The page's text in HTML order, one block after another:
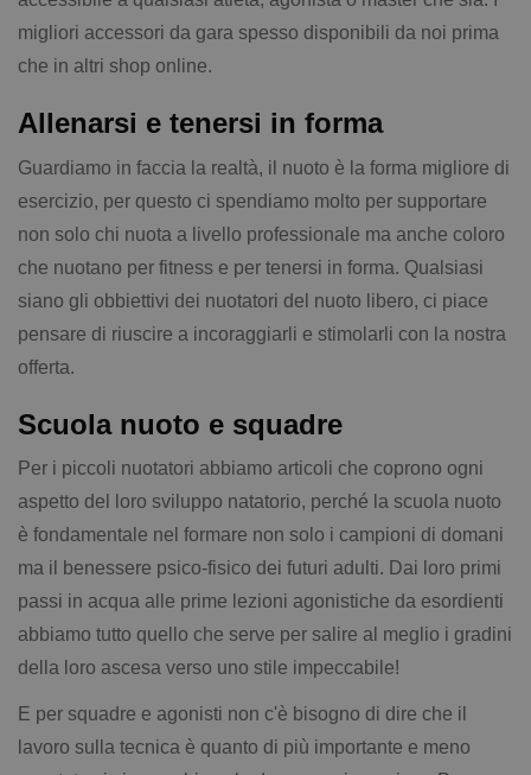
migliori accessori da gara spesso disponibili da noi prima
che in altri shop online.
Allenarsi e tenersi in forma
Guardiamo in faccia la realtà, il nuoto è la forma migliore di
esercizio, per questo ci spendiamo molto per supportare
non solo chi nuota a livello professionale ma anche coloro
che nuotano per fitness e per tenersi in forma. Qualsiasi
siano gli obbiettivi dei nuotatori del nuoto libero, ci piace
pensare di riuscire a incoraggiarli e stimolarli con la nostra
offerta.
Scuola nuoto e squadre
Per i piccoli nuotatori abbiamo articoli che coprono ogni
aspetto del loro sviluppo natatorio, perché la scuola nuoto
è fondamentale nel formare non solo i campioni di domani
ma il benessere psico-fisico dei futuri adulti. Dai loro primi
passi in acqua alle prime lezioni agonistiche da esordienti
abbiamo tutto quello che serve per salire al meglio i gradini
della loro ascesa verso uno stile impeccabile!
E per squadre e agonisti non c'è bisogno di dire che il
lavoro sulla tecnica è quanto di più importante e meno